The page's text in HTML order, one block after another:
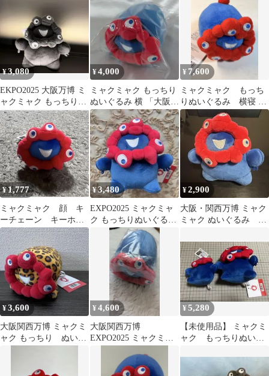
ぐるみ♡
¥3,080
EKPO2025 大阪万博 ミ
ャクミャク もっちりぬ
いぐるみ 立黒ミニ【新
品】
¥4,000
ミャクミャク もっちり
ぬいぐるみ 横 「大阪・
関西万博」
¥ 7,600
ミャクミャク もっち
りぬいぐるみ 横寝 寝
そべり もちもち【新
品 タグつき】1
¥1,777
ミャクミャク 顔 キ
ーチェーン キーホル
ダーもっちり
¥3,480
EXPO2025 ミャクミャ
ク もっちりぬいぐるみ
立 万博
¥2,900
大阪・関西万博 ミャク
ミャク ぬいぐるみ マ
¥3,600
大阪関西万博 ミャクミ
ャク もっちり ぬいぐ
¥4,600
大阪関西万博
EXPO2025 ミャクミャ
¥5,280
【未使用品】 ミャクミ
ャク もっちりぬいぐ